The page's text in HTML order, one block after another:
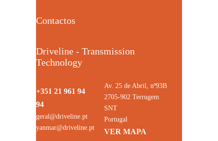
Contactos
Driveline - Transmission
Technology
+351 21 961 94
94
geral@driveline.pt
yanmar@driveline.pt
Av. 25 de Abril, nº93B
2705-902 Terrugem
SNT
Portugal
VER MAPA